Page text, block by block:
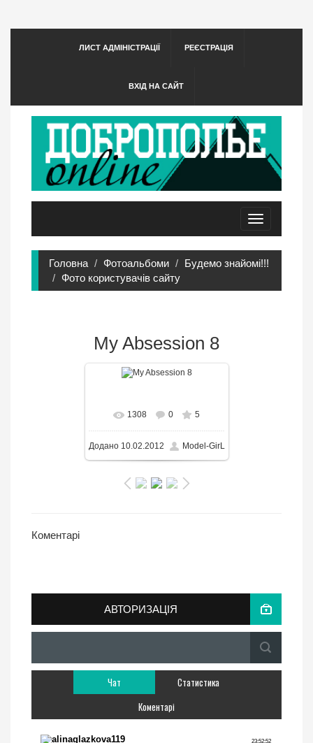
ЛИСТ АДМІНІСТРАЦІЇ РЕЄСТРАЦІЯ
ВХІД НА САЙТ
Toggle
navigation
Головна Фотоальбоми
Будемо знайомі!!!
Фото користувачів сайту
My Absession 8
533x800/ 58.8KB
1308 0 5
Додано10.02.2012 Model-GirL
Коментарі
АВТОРИЗАЦІЯ
Чат
Статистика
Коментарі